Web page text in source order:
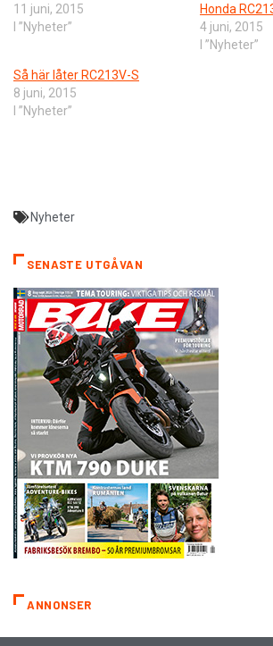
11 juni, 2015
I ”Nyheter”
Honda
4 juni, 2015
I ”Nyheter”
Så här låter RC213V-S
8 juni, 2015
I ”Nyheter”
Nyheter
SENASTE UTGÅVAN
ANNONSER